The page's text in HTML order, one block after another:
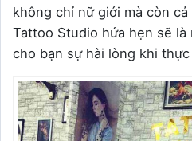
không chỉ nữ giới mà còn
Tattoo Studio hứa hẹn sẽ
cho bạn sự hài lòng khi